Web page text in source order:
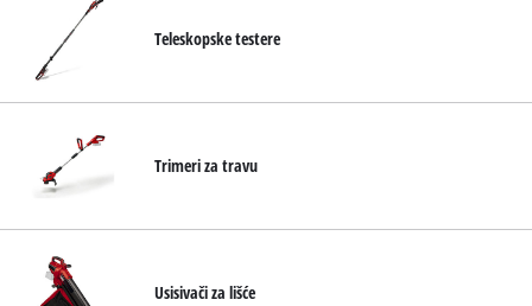
Teleskopske testere
Trimeri za travu
Usisivači za lišće